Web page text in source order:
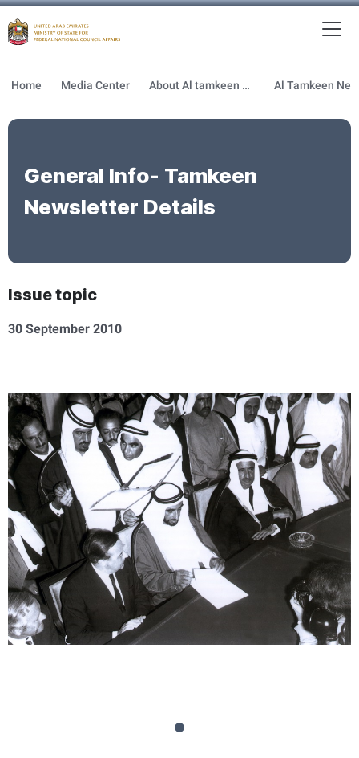
Home Media Center About Al tamkeen newsletter
General Info- Tamkeen
Newsletter Details
Issue topic
30 September 2010